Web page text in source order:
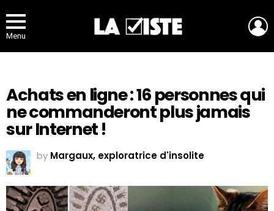
Menu
Achats en ligne : 16 personnes qui
ne commanderont plus jamais
sur Internet !
by Margaux, exploratrice d'insolite